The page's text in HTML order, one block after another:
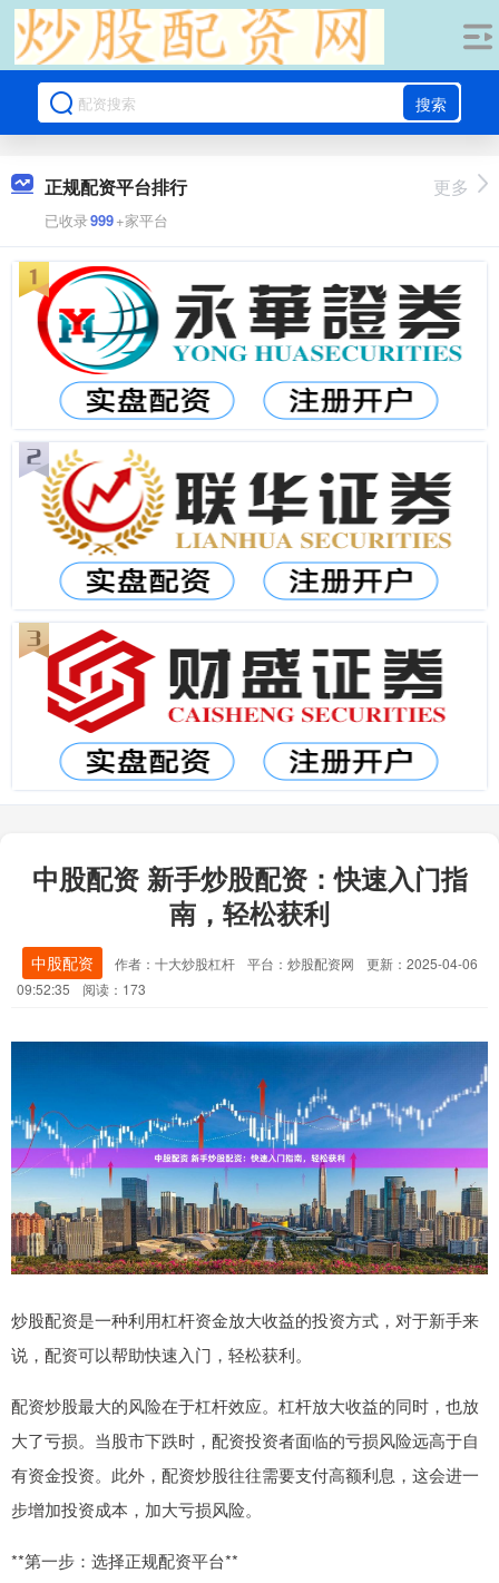
搜索
正规配资平台排行
已收录999+家平台
更多
中股配资 新手炒股配资：快速入门指
南，轻松获利
中股配资 作者：十大炒股杠杆 平台：炒股配资网
更新：2025-04-06
09:52:35
阅读：173
炒股配资是一种利用杠杆资金放大收益的投资方式，对于新手来
说，配资可以帮助快速入门，轻松获利。
配资炒股最大的风险在于杠杆效应。杠杆放大收益的同时，也放
大了亏损。当股市下跌时，配资投资者面临的亏损风险远高于自
有资金投资。此外，配资炒股往往需要支付高额利息，这会进一
步增加投资成本，加大亏损风险。
**第一步：选择正规配资平台**